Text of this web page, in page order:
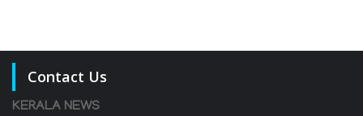
Contact Us
KERALA NEWS